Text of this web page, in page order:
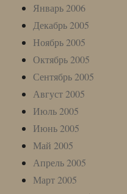
Январь 2006
Декабрь 2005
Ноябрь 2005
Октябрь 2005
Сентябрь 2005
Август 2005
Июль 2005
Июнь 2005
Май 2005
Апрель 2005
Март 2005